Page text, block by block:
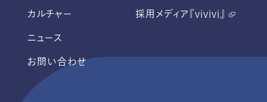
カルチャー
ニュース
お問い合わせ
採用メディア『vivivi』